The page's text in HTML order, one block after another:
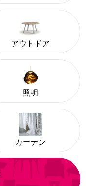
アウトドア
照明
カーテン